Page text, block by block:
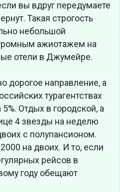
вы вдруг передумаете
Такая строгость
небольшой
ажиотажем на
отели в Джумейре.
дорогое направление, а
турагентствах
Отдых в городской, а
4 звезды на неделю
с полупансионом.
на двоих. И то, если
рейсов в
году обещают